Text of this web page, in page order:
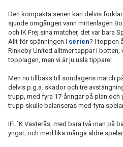
Den kompakta serien kan delvis
sjunde omgången vann mittenlagen
och IK Frej sina matcher, det var bara
Allt för spänningen i serien? I toppen
Rinkeby United alltmer tappar i
topplagen, men vi är ju usla tippare!
Men nu tillbaks till söndagens match
delvis p.g.a. skador och tre
trupp, med fyra 17-åringar på plan och
trupp skulle balanseras med fyra
IFL`K Västerås, med bara två man på
yngst, och med lika många äldre